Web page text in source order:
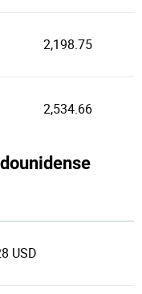
2,198.75
2,534.66
USD